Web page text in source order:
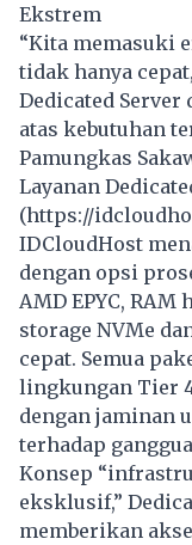
Ekstrem
“Kita memasuki
tidak hanya
Dedicated Server
atas kebutuhan
Pamungkas
Layanan
(https://
IDCloudHost
dengan opsi
AMD EPYC, RAM
storage NVMe
cepat. Semua
lingkungan Tier
dengan jaminan
terhadap
Konsep
eksklusif,”
memberikan